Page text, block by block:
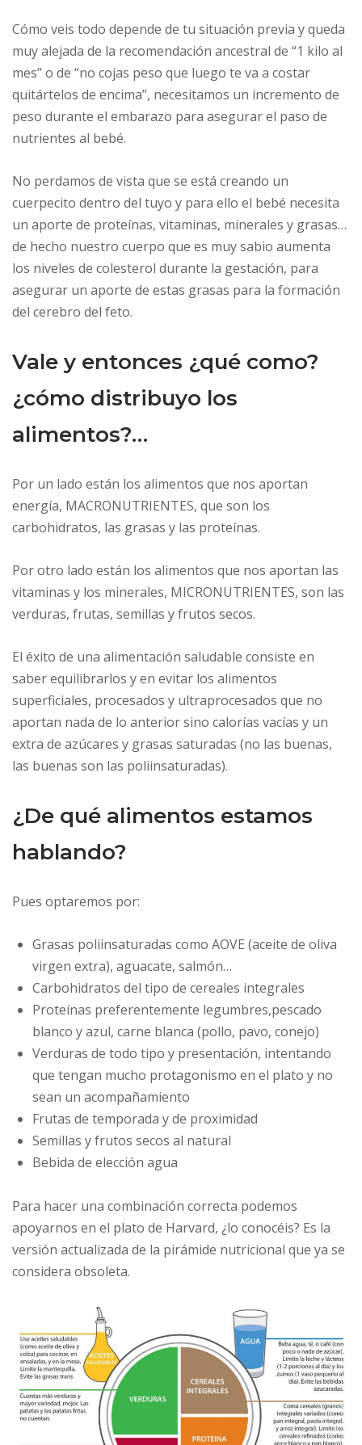
Cómo veis todo depende de tu situación previa y queda
muy alejada de la recomendación ancestral de “1 kilo al
mes” o de “no cojas peso que luego te va a costar
quitártelos de encima”, necesitamos un incremento de
peso durante el embarazo para asegurar el paso de
nutrientes al bebé.
No perdamos de vista que se está creando un
cuerpecito dentro del tuyo y para ello el bebé necesita
un aporte de proteínas, vitaminas, minerales y grasas…
de hecho nuestro cuerpo que es muy sabio aumenta
los niveles de colesterol durante la gestación, para
asegurar un aporte de estas grasas para la formación
del cerebro del feto.
Vale y entonces ¿qué como?
¿cómo distribuyo los
alimentos?…
Por un lado están los alimentos que nos aportan
energía, MACRONUTRIENTES, que son los
carbohidratos, las grasas y las proteínas.
Por otro lado están los alimentos que nos aportan las
vitaminas y los minerales, MICRONUTRIENTES, son las
verduras, frutas, semillas y frutos secos.
El éxito de una alimentación saludable consiste en
saber equilibrarlos y en evitar los alimentos
superficiales, procesados y ultraprocesados que no
aportan nada de lo anterior sino calorías vacías y un
extra de azúcares y grasas saturadas (no las buenas,
las buenas son las poliinsaturadas).
¿De qué alimentos estamos
hablando?
Pues optaremos por:
Grasas poliinsaturadas como AOVE (aceite de oliva
virgen extra), aguacate, salmón…
Carbohidratos del tipo de cereales integrales
Proteínas preferentemente legumbres,pescado
blanco y azul, carne blanca (pollo, pavo, conejo)
Verduras de todo tipo y presentación, intentando
que tengan mucho protagonismo en el plato y no
sean un acompañamiento
Frutas de temporada y de proximidad
Semillas y frutos secos al natural
Bebida de elección agua
Para hacer una combinación correcta podemos
apoyarnos en el plato de Harvard, ¿lo conocéis? Es la
versión actualizada de la pirámide nutricional que ya se
considera obsoleta.